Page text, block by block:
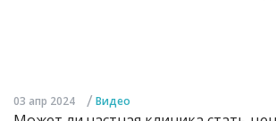
03 апр 2024 / Видео